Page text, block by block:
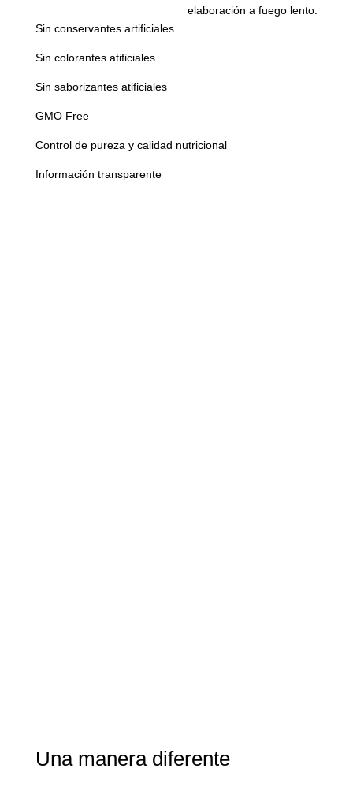
elaboración a fuego lento.
Sin conservantes artificiales
Sin colorantes atificiales
Sin saborizantes atificiales
GMO Free
Control de pureza y calidad nutricional
Información transparente
Una manera diferente